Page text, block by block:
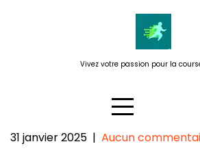
Vivez votre passion pour la
31 janvier 2025 | Aucun